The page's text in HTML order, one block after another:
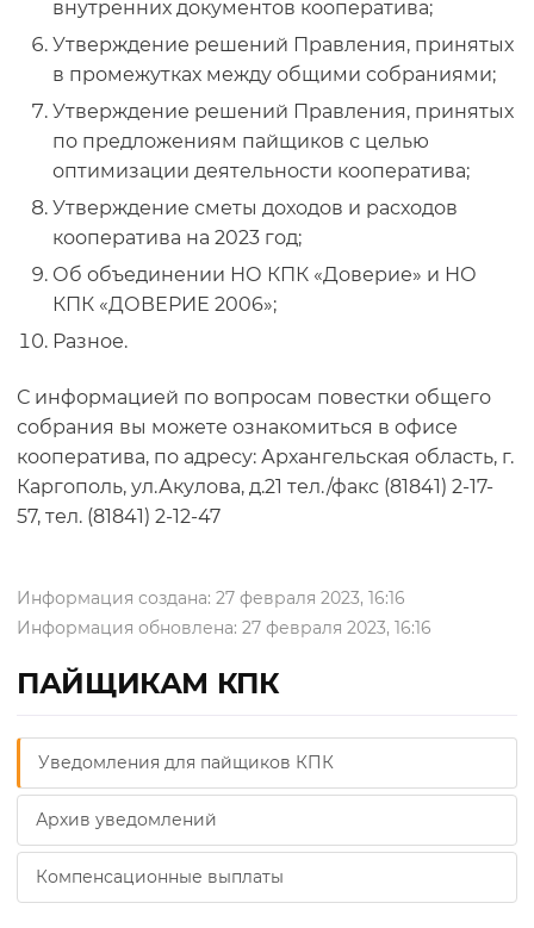
внутренних документов кооператива;
Утверждение решений Правления, принятых
в промежутках между общими собраниями;
Утверждение решений Правления, принятых
по предложениям пайщиков с целью
оптимизации деятельности кооператива;
Утверждение сметы доходов и расходов
кооператива на 2023 год;
Об объединении НО КПК «Доверие» и НО
КПК «ДОВЕРИЕ 2006»;
Разное.
С информацией по вопросам повестки общего
собрания вы можете ознакомиться в офисе
кооператива, по адресу: Архангельская область, г.
Каргополь, ул.Акулова, д.21 тел./факс (81841) 2-17-
57, тел. (81841) 2-12-47
Информация создана: 27 февраля 2023, 16:16
Информация обновлена: 27 февраля 2023, 16:16
ПАЙЩИКАМ КПК
Уведомления для пайщиков КПК
Архив уведомлений
Компенсационные выплаты